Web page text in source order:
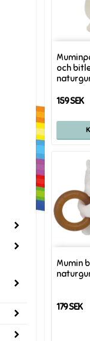
och
159 SEK
Mumin
179 SEK